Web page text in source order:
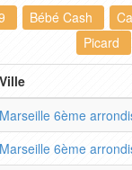
Bébé Cash
Picard
Ville
Marseille 6ème
Marseille 6ème